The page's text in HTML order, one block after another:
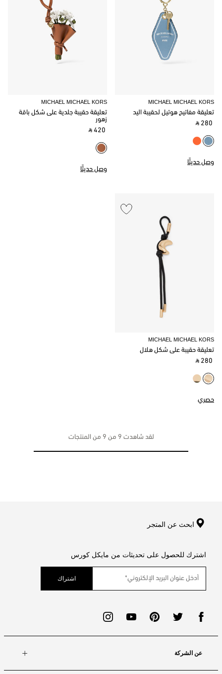
MICHAEL MICHAEL KORS
تعليقة مفاتيح هوتيل لحقيبة اليد
‎ ⃁ 280 ‎
وصل حديثًا
MICHAEL MICHAEL KORS
تعليقة حقيبة جلدية على شكل باقة
زهور
‎ ⃁ 420 ‎
وصل حديثًا
MICHAEL MICHAEL KORS
تعليقة حقيبة على شكل هلال
‎ ⃁ 280 ‎
حصري
لقد شاهدت 9 من 9 من المنتجات
ابحث عن المتجر
اشترك للحصول على تحديثات من مايكل كورس
اشتراك
عن الشركة